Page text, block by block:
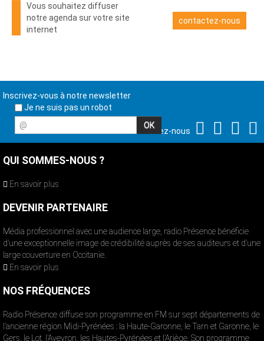
Vous souhaitez diffuser
notre agenda sur votre site
internet
contactez-nous
Inscrivez-vous à notre newsletter
Je ne suis pas un robot
@
Suivez-nous
QUI SOMMES-NOUS ?
En savoir plus
DEVENIR PARTENAIRE
Média professionnel avec une audience large, radio Présence bénéficie
d’une exceptionnelle image de crédibilité auprès de ses auditeurs et d’une
large couverture en Occitanie.
En savoir plus
NOS FRÉQUENCES
Radio Présence diffuse son programme en FM sur sept départements de
l’ancienne région Midi-Pyrénées : la Haute-Garonne, le Tarn et Garonne, le
Gers, le Lot, l’Aveyron, les Hautes-Pyrénées et l’Ariège. Son programme